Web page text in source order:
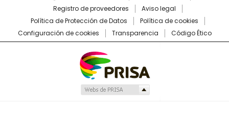
Registro de proveedores
Aviso legal
Política de Protección de Datos
Política de cookies
Configuración de cookies
Transparencia Código Ético